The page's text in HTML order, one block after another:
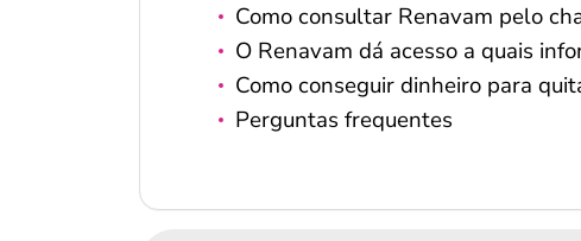
Como consultar Renavam pelo
O Renavam dá acesso a quais
Como conseguir dinheiro para
Perguntas frequentes